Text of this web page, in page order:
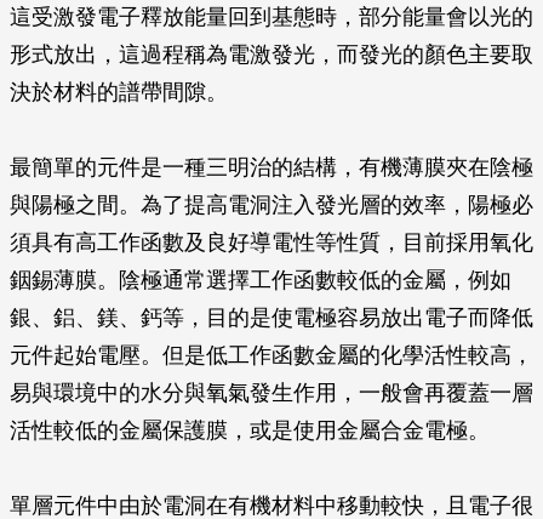
這受激發電子釋放能量回到基態時，部分能量會以光的
形式放出，這過程稱為電激發光，而發光的顏色主要取
決於材料的譜帶間隙。
最簡單的元件是一種三明治的結構，有機薄膜夾在陰極
與陽極之間。為了提高電洞注入發光層的效率，陽極必
須具有高工作函數及良好導電性等性質，目前採用氧化
銦錫薄膜。陰極通常選擇工作函數較低的金屬，例如
銀、鋁、鎂、鈣等，目的是使電極容易放出電子而降低
元件起始電壓。但是低工作函數金屬的化學活性較高，
易與環境中的水分與氧氣發生作用，一般會再覆蓋一層
活性較低的金屬保護膜，或是使用金屬合金電極。
單層元件中由於電洞在有機材料中移動較快，且電子很